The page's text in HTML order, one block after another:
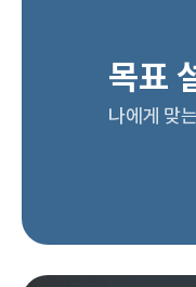
목표
나에게 맞